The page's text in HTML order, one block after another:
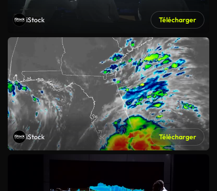
iStock Télécharger
iStock Télécharger